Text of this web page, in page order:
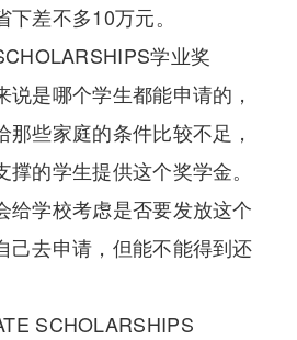
差不多10万元。
学业奖
是哪个学生都能申请的，
些家庭的条件比较不足，
的学生提供这个奖学金。
给学校考虑是否要发放这个
己去申请，但能不能得到还
SCHOLARSHIPS